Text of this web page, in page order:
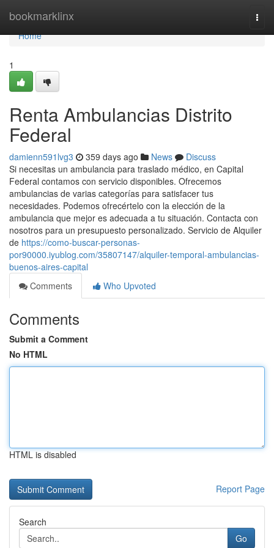
bookmarklinx
Home
Home
1
Renta Ambulancias Distrito
Federal
damienn591lvg3 359 days ago News
Discuss
Si necesitas un ambulancia para traslado médico, en Capital
Federal contamos con servicio disponibles. Ofrecemos
ambulancias de varias categorías para satisfacer tus
necesidades. Podemos ofrecértelo con la elección de la
ambulancia que mejor es adecuada a tu situación. Contacta con
nosotros para un presupuesto personalizado. Servicio de Alquiler
de https://como-buscar-personas-
por90000.iyublog.com/35807147/alquiler-temporal-ambulancias-
buenos-aires-capital
Comments
Who Upvoted
Comments
Submit a Comment
No HTML
HTML is disabled
Report Page
Search
Go